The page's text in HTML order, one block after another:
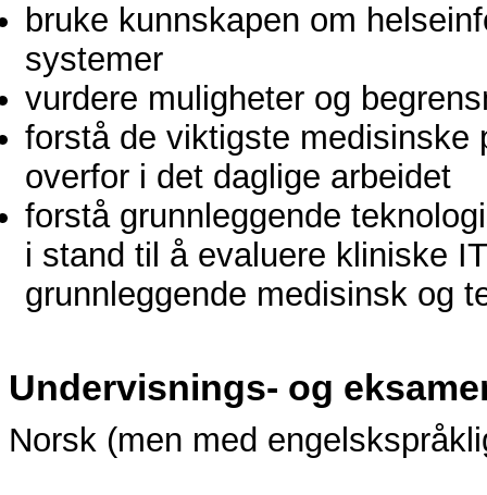
bruke kunnskapen om
systemer
vurdere muligheter og
forstå de viktigste medisinske
overfor i det daglige arbeidet
forstå grunnleggende
i stand til å evaluere kliniske
grunnleggende medisinsk og
Undervisnings- og
Norsk (men med